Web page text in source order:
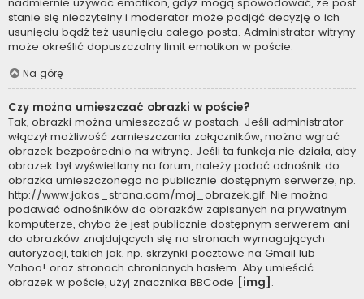
stanie się nieczytelny i moderator może podjąć decyzję o ich
usunięciu bądź też usunięciu całego posta. Administrator witryny
może określić dopuszczalny limit emotikon w poście.
Na górę
Czy można umieszczać obrazki w poście?
Tak, obrazki można umieszczać w postach. Jeśli administrator
włączył możliwość zamieszczania załączników, można wgrać
obrazek bezpośrednio na witrynę. Jeśli ta funkcja nie działa, aby
obrazek był wyświetlany na forum, należy podać odnośnik do
obrazka umieszczonego na publicznie dostępnym serwerze, np.
http://www.jakas_strona.com/moj_obrazek.gif. Nie można
podawać odnośników do obrazków zapisanych na prywatnym
komputerze, chyba że jest publicznie dostępnym serwerem ani
do obrazków znajdujących się na stronach wymagających
autoryzacji, takich jak, np. skrzynki pocztowe na Gmail lub
Yahoo! oraz stronach chronionych hasłem. Aby umieścić
obrazek w poście, użyj znacznika BBCode
[img] .